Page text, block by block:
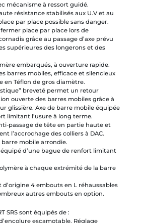
mécanisme à ressort guidé.
résistance stabilisés aux U.V et au
par place possible sans danger.
place par place lors de
grâce au passage d’axe prévu
supérieures des longerons et des
embarqués, à ouverture rapide.
barres mobiles, efficace et silencieux
en Téflon de gros diamètre.
breveté permet un retour
ouverte des barres mobiles grâce à
glissière. Axe de barre mobile équipée
limitant l’usure à long terme.
passage de tête en partie haute et
l’accrochage des colliers à DAC.
mobile arrondie.
d’une bague de renfort limitant
à chaque extrémité de la barre
4 embouts en L réhaussables
autres embouts en option.
SRS sont équipés de :
escamotable. Réglage